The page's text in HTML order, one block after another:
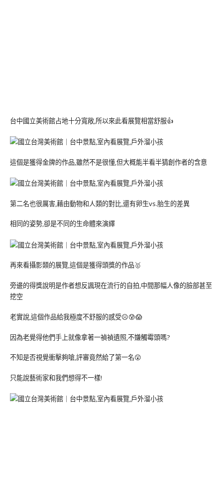
台中國立美術館占地十分寬敞,所以來此看展覽相當舒服👍
這個是獲得金牌的作品,雖然不是很懂,但大概能半看半猜創作者的含意
第二名也很厲害,藉由動物和人類的對比,還有卵生vs.胎生的差異
相同的姿勢,卻是不同的生命體來演繹
再來看攝影類的展覽,這個是獲得頭獎的作品🥇
旁邊的得獎說明是作者想反諷現在流行的自拍,中間那幅人像的臉部甚至
挖空
老實說,這個作品給我極度不舒服的感受☹️😰😱
因為老覺得他們手上就像拿著一禎禎遺照,不嫌觸霉頭嗎?
不知是否視覺衝擊夠嗆,評審竟然給了第一名😲
只能說藝術家和我們想得不一樣!